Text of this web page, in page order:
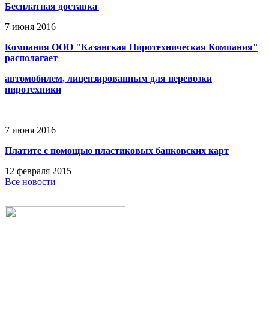
Бесплатная доставка
7 июня 2016
Компания ООО "Казанская Пиротехническая Компания"
располагает
автомобилем, лицензированным для перевозки
пиротехники
7 июня 2016
Платите с помощью пластиковых банковских карт
12 февраля 2015
Все новости